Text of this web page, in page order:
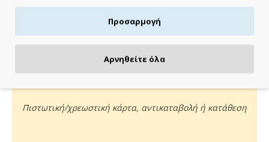
Άμεση αποστολή της παραγγελίας σου σε 1 - 2 εργάσιμες
ημέρες
Πιστωτική/χρεωστική κάρτα, αντικαταβολή ή κατάθεση
Προσαρμογή
Αρνηθείτε όλα